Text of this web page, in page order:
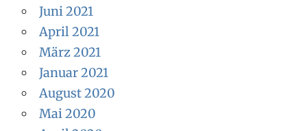
Juni 2021
April 2021
März 2021
Januar 2021
August 2020
Mai 2020